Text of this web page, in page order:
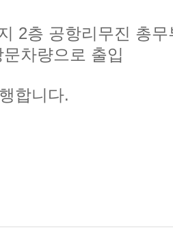
2층 공항리무진 총무
차량으로 출입
합니다.